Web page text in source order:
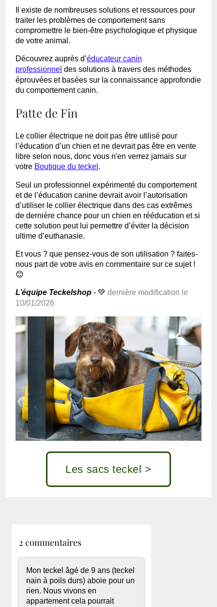
Il existe de nombreuses solutions et ressources pour
traiter les problèmes de comportement sans
compromettre le bien-être psychologique et physique
de votre animal.
Découvrez auprès d’éducateur canin
professionnel des solutions à travers des méthodes
éprouvées et basées sur la connaissance approfondie
du comportement canin.
Patte de Fin
Le collier électrique ne doit pas être utilisé pour
l’éducation d’un chien et ne devrait pas être en vente
libre selon nous, donc vous n'en verrez jamais sur
votre Boutique du teckel .
Seul un professionnel expérimenté du comportement
et de l’éducation canine devrait avoir l’autorisation
d’utiliser le collier électrique dans des cas extrêmes
de dernière chance pour un chien en rééducation et si
cette solution peut lui permettre d’éviter la décision
ultime d’euthanasie.
Et vous ? que pensez-vous de son utilisation ? faites-
nous part de votre avis en commentaire sur ce sujet !
😊
L’équipe Teckelshop - 💚 dernière modification le
10/01/2026
Les sacs teckel >
2 commentaires
Mon teckel âgé de 9 ans (teckel
nain à poils durs) aboie pour un
rien. Nous vivons en
appartement cela pourrait